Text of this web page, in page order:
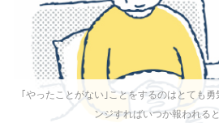
｢やったことがない｣ことをするのはとても
ンジすればいつか報われる